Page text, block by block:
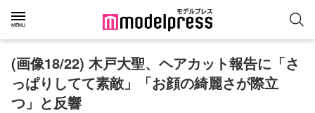
(画像18/22) 木戸大聖、ヘアカット報告に「さ
っぱりしてて素敵」「お顔の綺麗さが際立
つ」と反響